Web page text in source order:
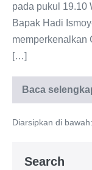
pada pukul 19.10
Bapak Hadi
memperkenalkan
[…]
Baca
Diarsipkan di bawah:
Search